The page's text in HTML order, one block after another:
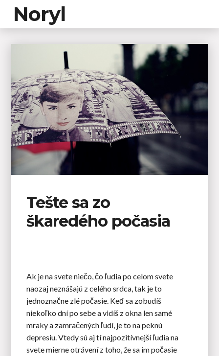
Noryl
Tešte sa zo
škaredého počasia
Ak je na svete niečo, čo ľudia po celom svete
naozaj neznášajú z celého srdca, tak je to
jednoznačne zlé počasie. Keď sa zobudíš
niekoľko dní po sebe a vidíš z okna len samé
mraky a zamračených ľudí, je to na peknú
depresiu. Vtedy sú aj tí najpozitívnejší ľudia na
svete mierne otrávení z toho, že sa im počasie